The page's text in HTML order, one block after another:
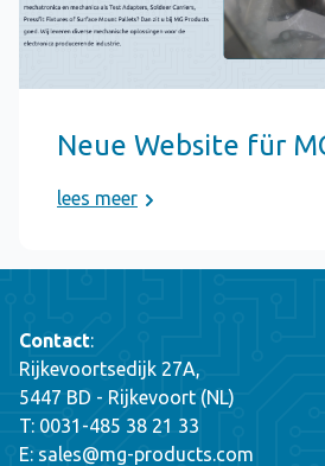
Neue Website für
lees meer
Contact:
Rijkevoortsedijk 27A,
5447 BD - Rijkevoort (NL)
T: 0031-485 38 21 33
E: sales@mg-products.com